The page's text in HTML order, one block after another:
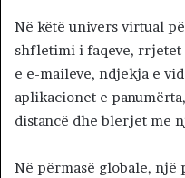
Në këtë univers virtual
shfletimi i faqeve,
e e-maileve, ndjekja e
aplikacionet e
distancë dhe blerjet me
Në përmasë globale, një